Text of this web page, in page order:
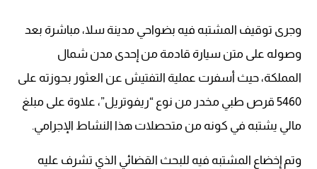
وجرى توقيف المشتبه فيه بضواحي مدينة سلا، مباشرة بعد
وصوله على متن سيارة قادمة من إحدى مدن شمال
المملكة، حيث أسفرت عملية التفتيش عن العثور بحوزته على
5460 قرص طبي مخدر من نوع “ريفوتريل”، علاوة على مبلغ
مالي يشتبه في كونه من متحصلات هذا النشاط الإجرامي.
وتم إخضاع المشتبه فيه للبحث القضائي الذي تشرف عليه